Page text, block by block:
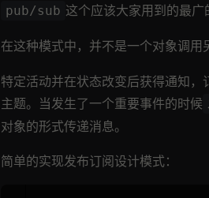
pub/sub 这个应该大家用到的最广
在这种模式中，并不是一个对象调
特定活动并在状态改变后获得通知
主题。当发生了一个重要事件的时候
对象的形式传递消息。
简单的实现发布订阅设计模式：